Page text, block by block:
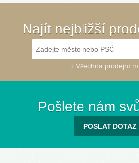
Najít nejbližší
› Všechna prodejní
Pošlete nám
POSLAT DOTAZ